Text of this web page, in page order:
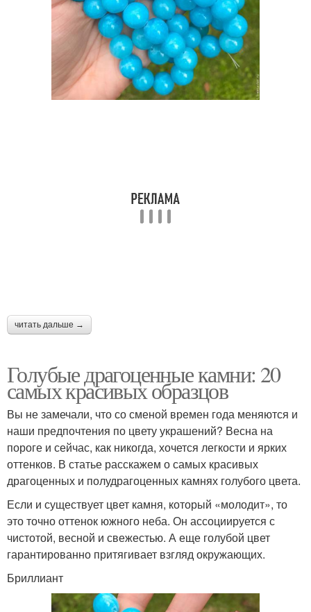
читать дальше →
Голубые драгоценные камни: 20
самых красивых образцов
Вы не замечали, что со сменой времен года меняются и
наши предпочтения по цвету украшений? Весна на
пороге и сейчас, как никогда, хочется легкости и ярких
оттенков. В статье расскажем о самых красивых
драгоценных и полудрагоценных камнях голубого цвета.
Если и существует цвет камня, который «молодит», то
это точно оттенок южного неба. Он ассоциируется с
чистотой, весной и свежестью. А еще голубой цвет
гарантированно притягивает взгляд окружающих.
Бриллиант